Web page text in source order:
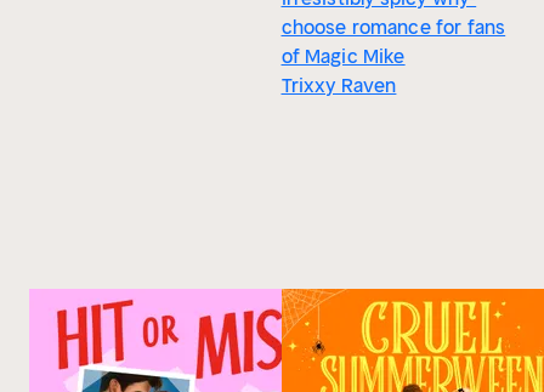
choose romance for fans
of Magic Mike
Trixxy Raven